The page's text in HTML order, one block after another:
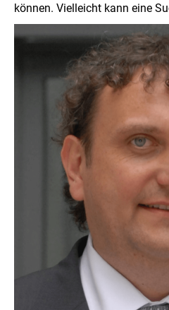
können. Vielleicht kann eine